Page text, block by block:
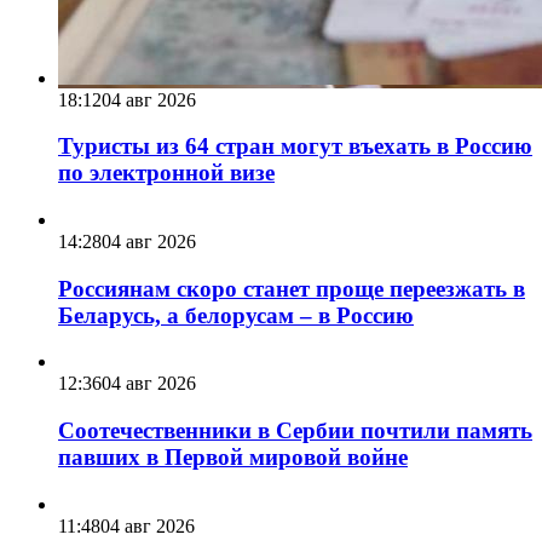
18:1204 авг 2026
Туристы из 64 стран могут въехать в Россию
по электронной визе
14:2804 авг 2026
Россиянам скоро станет проще переезжать в
Беларусь, а белорусам – в Россию
12:3604 авг 2026
Соотечественники в Сербии почтили память
павших в Первой мировой войне
11:4804 авг 2026